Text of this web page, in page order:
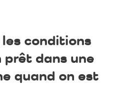
conditions
dans une
quand on est